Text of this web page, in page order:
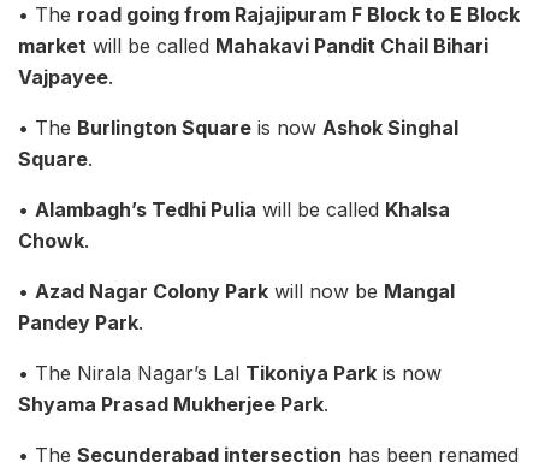
• The road going from Rajajipuram F Block to E Block
market will be called Mahakavi Pandit Chail Bihari
Vajpayee.
• The Burlington Square is now Ashok Singhal
Square.
• Alambagh’s Tedhi Pulia will be called Khalsa
Chowk.
• Azad Nagar Colony Park will now be Mangal
Pandey Park.
• The Nirala Nagar’s Lal Tikoniya Park is now
Shyama Prasad Mukherjee Park.
• The Secunderabad intersection has been renamed